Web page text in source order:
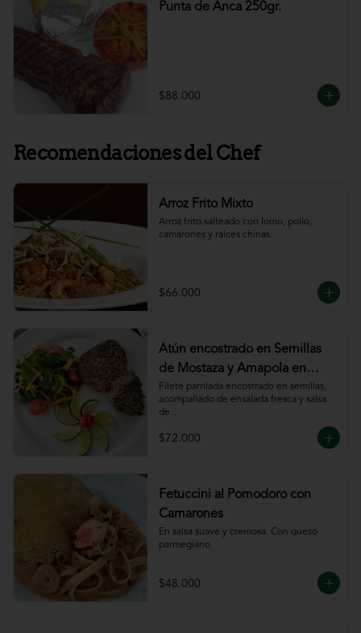
Punta de Anca 250gr.
$88.000
Recomendaciones del Chef
Arroz Frito Mixto
Arroz frito salteado con lomo, pollo,
camarones y raíces chinas.
$66.000
Atún encostrado en Semillas
de Mostaza y Amapola en
salsa de ajillo
Filete parrilada encostrado en semillas,
acompañado de ensalada fresca y salsa
de
$72.000
Fetuccini al Pomodoro con
Camarones
En salsa suave y cremosa. Con queso
parmegiano
$48.000